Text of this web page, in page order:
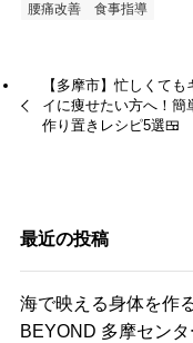
腰痛改善
食事指導
【多摩市】忙しくても
イに痩せたい方へ！簡
作り置きレシピ5選🍱
最近の投稿
海で映える身体を作
BEYOND 多摩セン